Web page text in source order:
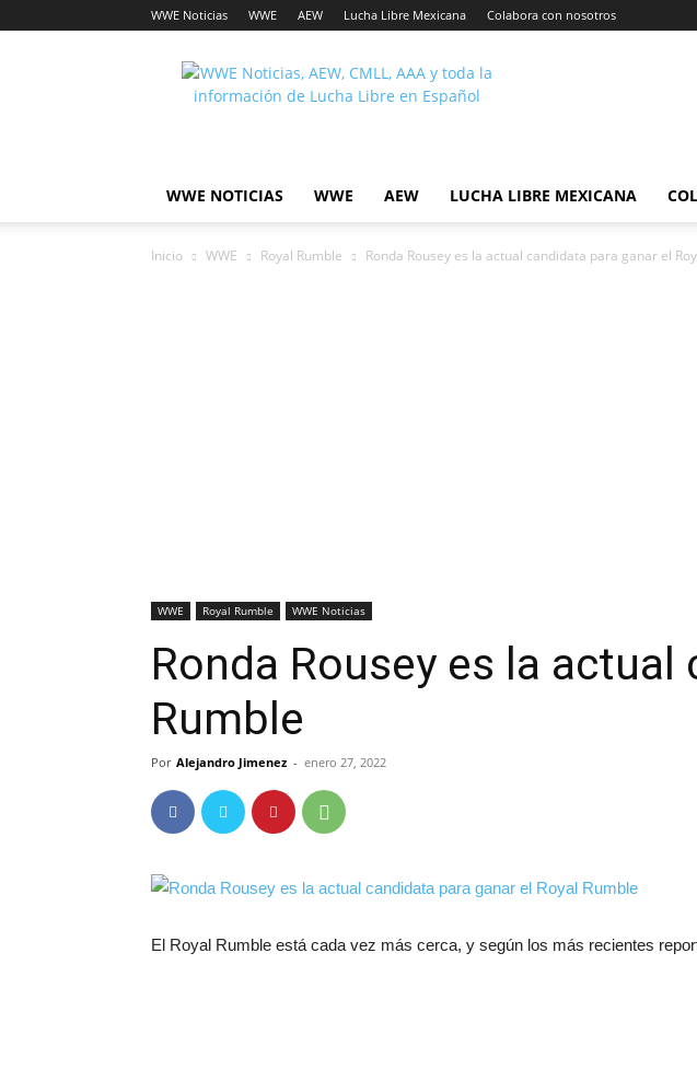
WWE Noticias WWE AEW Lucha Libre Mexicana Colabora con nosotros
Lucha
Noticias
WWE NOTICIAS WWE AEW LUCHA LIBRE MEXICANA
Inicio WWE Royal Rumble Ronda Rousey es la actual candidata para ganar el
WWE Royal Rumble WWE Noticias
Ronda Rousey es la actual
Rumble
Por Alejandro Jimenez - enero 27, 2022
El Royal Rumble está cada vez más cerca, y según los más recientes